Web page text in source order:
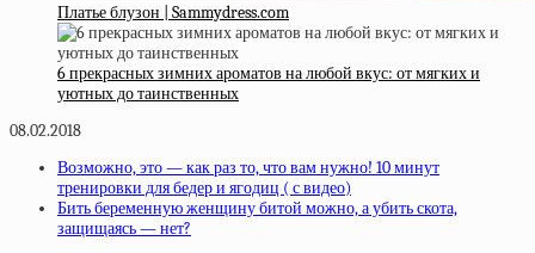
Платье блузон | Sammydress.com
6 прекрасных зимних ароматов на любой вкус: от мягких и
уютных до таинственных
08.02.2018
Возможно, это — как раз то, что вам нужно! 10 минут
тренировки для бедер и ягодиц ( с видео)
Бить беременную женщину битой можно, а убить скота,
защищаясь — нет?